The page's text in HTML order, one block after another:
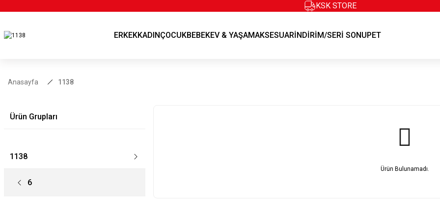
KSK STORE
KSK STORE
ERKEKKADINÇOCUKBEBEKEV & YAŞAMAKSESUARİNDİRİM/SERİ SONUPET
Anasayfa 1138
Ürün Grupları
1138
6
Ürün Bulunamadı.